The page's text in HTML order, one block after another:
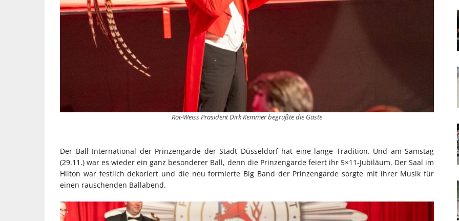
Rot-Weiss Präsident Dirk Kemmer begrüßte die Gäste
Der Ball International der Prinzengarde der Stadt Düsseldorf hat eine lange Tradition. Und am Samstag
(29.11.) war es wieder ein ganz besonderer Ball, denn die Prinzengarde feiert ihr 5×11-Jubiläum. Der Saal im
Hilton war festlich dekoriert und die neu formierte Big Band der Prinzengarde sorgte mit ihrer Musik für
einen rauschenden Ballabend.